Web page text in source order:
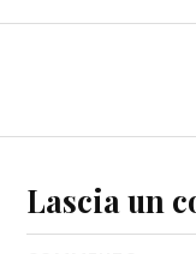
Lascia un